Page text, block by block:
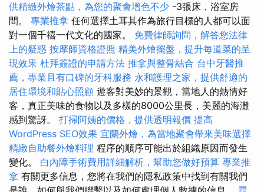
供精緻外燴茶點，為您的聚會增色不少 -3張床，浴室房
間。 專業推拿 任何選擇土耳其作為旅行目標的人都可以面
對一個千禧一代文化的國家。 免費律師詢問，解答您法律
上的疑惑 按摩師資格證照 精美外燴擺盤，提升每道菜的呈
現效果 杜拜簽證的申請方法 推拿與整骨結合 台中牙醫推
薦，專業且有口碑的牙科服務 永和護理之家，提供舒適的
居住環境和貼心照顧 遊客對美妙的景觀，當地人的熱情好
客，真正美味的食物以及多樣的8000公里長，美麗的海灘
感到驚訝。 打掃阿姨的價格，提供透明報價 提高
WordPress SEO效果 宜蘭外燴，為當地聚會帶來美味選擇
精緻自助餐外燴料理 程序的順序可能出於組織原因而發生
變化。 白內障手術費用詳細解析，幫助您做好預算 專業推
拿 有關更多信息，您將在我們的隱私政策中找到有關我們